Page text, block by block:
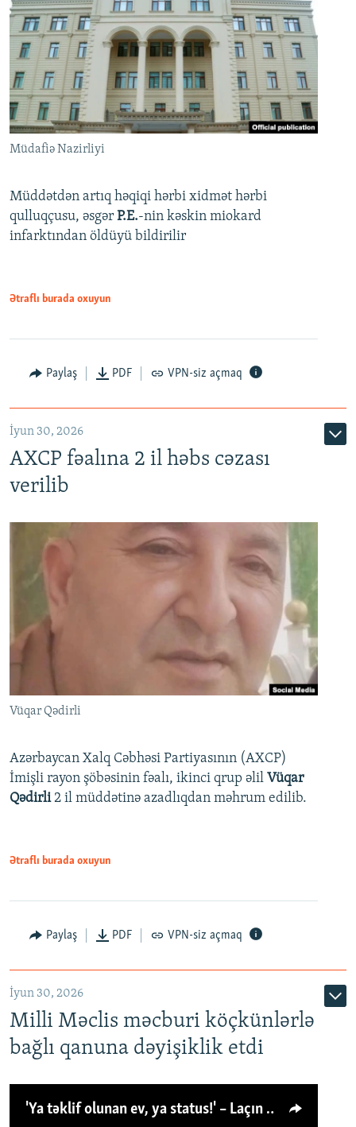
Müdafiə Nazirliyi
Müddətdən artıq həqiqi hərbi xidmət hərbi
qulluqçusu, əsgər P.E.-nin kəskin miokard
infarktından öldüyü bildirilir
Ətraflı burada oxuyun
Paylaş PDF VPN-siz açmaq
İyun 30, 2026
AXCP fəalına 2 il həbs cəzası
verilib
Vüqar Qədirli
Azərbaycan Xalq Cəbhəsi Partiyasının (AXCP)
İmişli rayon şöbəsinin fəalı, ikinci qrup əlil Vüqar
Qədirli2 il müddətinə azadlıqdan məhrum edilib.
Ətraflı burada oxuyun
Paylaş PDF VPN-siz açmaq
İyun 30, 2026
Milli Məclis məcburi köçkünlərlə
bağlı qanuna dəyişiklik etdi
'Ya təklif olunan ev, ya status!' – Laçın köçkünü: 'Laçından başqa heç hara!'